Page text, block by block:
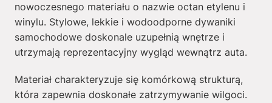
nowoczesnego materiału o nazwie octan etylenu i
winylu. Stylowe, lekkie i wodoodporne dywaniki
samochodowe doskonale uzupełnią wnętrze i
utrzymają reprezentacyjny wygląd wewnątrz auta.
Materiał charakteryzuje się komórkową strukturą,
która zapewnia doskonałe zatrzymywanie wilgoci.